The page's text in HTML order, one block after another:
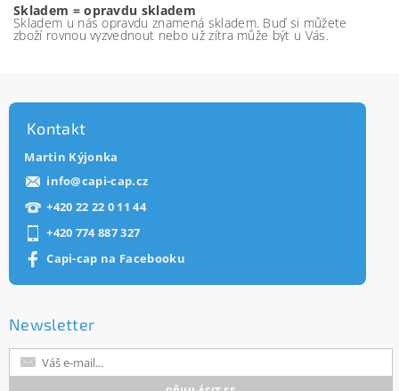
Skladem = opravdu skladem
Skladem u nás opravdu znamená skladem. Buď si můžete
zboží rovnou vyzvednout nebo už zítra může být u Vás.
Kontakt
Martin Kýjonka
info@capi-cap.cz
+420 22 22 0 11 44
+420 774 887 327
Capi-cap na Facebooku
Newsletter